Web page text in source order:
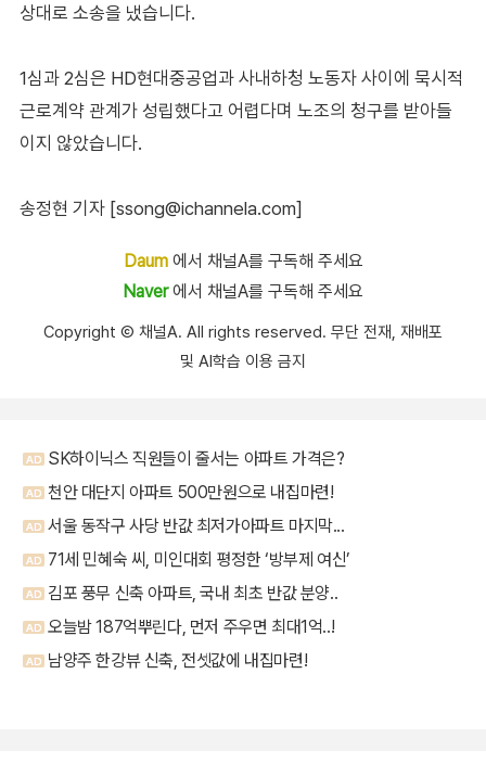
상대로 소송을 냈습니다.
1심과 2심은 HD현대중공업과 사내하청 노동자 사이에 묵시적
근로계약 관계가 성립했다고 어렵다며 노조의 청구를 받아들
이지 않았습니다.
송정현 기자 [ssong@ichannela.com]
Daum에서 채널A를 구독해 주세요
Naver에서 채널A를 구독해 주세요
Copyright Ⓒ 채널A. All rights reserved. 무단 전재, 재배포
및 AI학습 이용 금지